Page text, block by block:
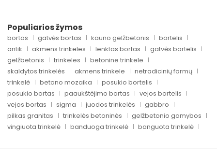
Populiarios žymos
bortas gatvės bortas kauno gelžbetonis
bortelis
antik
akmens trinkeles lenktas bortas
gatvės bortelis
gelžbetonis
trinkeles
betonine trinkele
skaldytos trinkelės
akmens trinkele
netradicinių formų
trinkelė
betono mozaika
posukio bortelis
posukio bortas
paaukštėjimo bortas
vejos bortelis
vejos bortas
sigma juodos trinkelės
gabbro
pilkas granitas
trinkelės betoninės
gelžbetonio gamybos
vingiuota trinkelė
banduoga trinkelė banguota trinkelė